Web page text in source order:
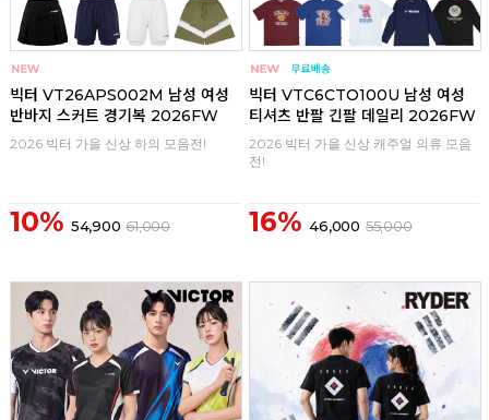
빅터 VT26APS002M 남성 여성
반바지 스커트 경기복 2026FW
2026 빅터 가을 신상 하의 모음전!
10% 54,900 61,000
빅터 VTC6CTO100U 남성 여성
티셔츠 반팔 긴팔 데일리 2026FW
2026 빅터 가을 신상 캐주얼 의류 모음
전!
16% 46,000 55,000